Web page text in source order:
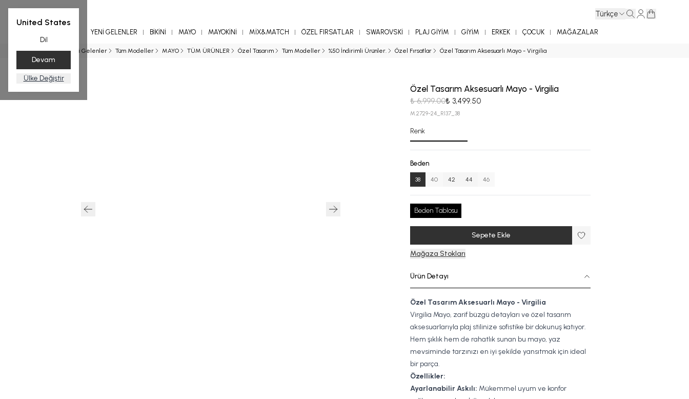
United States
Dil
Devam
Ülke Değiştir
Türkçe
YENİ GELENLER BİKİNİ MAYO MAYOKİNİ MİX&MATCH ÖZEL FIRSATLAR SWAROVSKİ PLAJ GİYİM GİYİM ERKEK ÇOCUK MAĞAZALAR
Ana Sayfa Yeni Gelenler Tüm Modeller MAYO TÜM ÜRÜNLER Özel Tasarım Tüm Modeller %50 İndirimli Ürünler. Özel Fırsatlar Özel Tasarım Aksesuarlı Mayo - Virgilia
Özel Tasarım Aksesuarlı Mayo - Virgilia
₺ 6,999.00₺ 3,499.50
M.2729-24_R137_38
Renk
Beden
38 40 42 44 46
Beden Tablosu
Sepete Ekle
Mağaza Stokları
Ürün Detayı
Özel Tasarım Aksesuarlı Mayo - Virgilia
Virgilia Mayo, zarif büzgü detayları ve özel tasarım
aksesuarlarıyla plaj stilinize sofistike bir dokunuş katıyor.
Hem şıklık hem de rahatlık sunan bu mayo, yaz
mevsiminde tarzınızı en iyi şekilde yansıtmak için ideal
bir parça.
Özellikler:
Ayarlanabilir Askılı: Mükemmel uyum ve konfor